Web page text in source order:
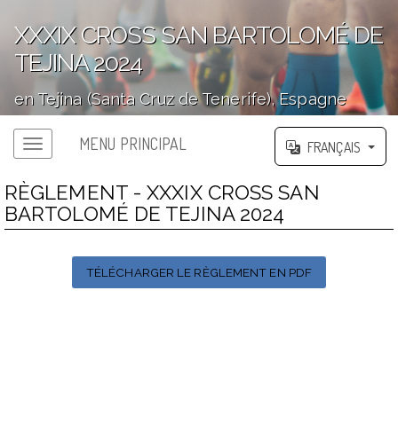
XXXIX CROSS SAN BARTOLOMÉ DE
TEJINA 2024
en Tejina (Santa Cruz de Tenerife), Espagne
MENU PRINCIPAL FRANÇAIS
RÈGLEMENT - XXXIX CROSS SAN
BARTOLOMÉ DE TEJINA 2024
TÉLÉCHARGER LE RÈGLEMENT EN PDF